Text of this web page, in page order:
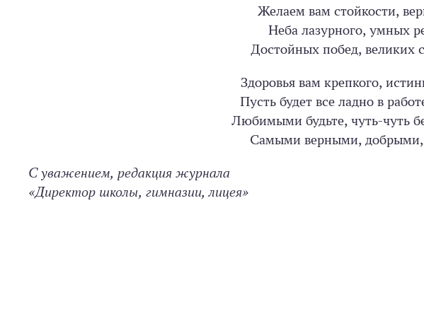
Желаем вам стойкости,
Неба лазурного, умных
Достойных побед, великих
Здоровья вам крепкого,
Пусть будет все ладно в
Любимыми будьте, чуть-чуть
Самыми верными,
С уважением, редакция журнала
«Директор школы, гимназии, лицея»